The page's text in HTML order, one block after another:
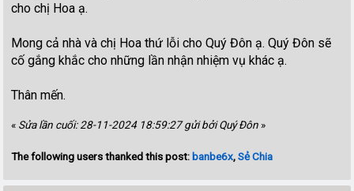
cho chị Hoa ạ.
Mong cả nhà và chị Hoa thứ lỗi cho Quý Đôn ạ. Quý Đôn sẽ
cố gắng khắc cho những lần nhận nhiệm vụ khác ạ.
Thân mến.
« Sửa lần cuối: 28-11-2024 18:59:27 gửi bởi Quý Đôn »
The following users thanked this post: banbe6x,Sẻ Chia